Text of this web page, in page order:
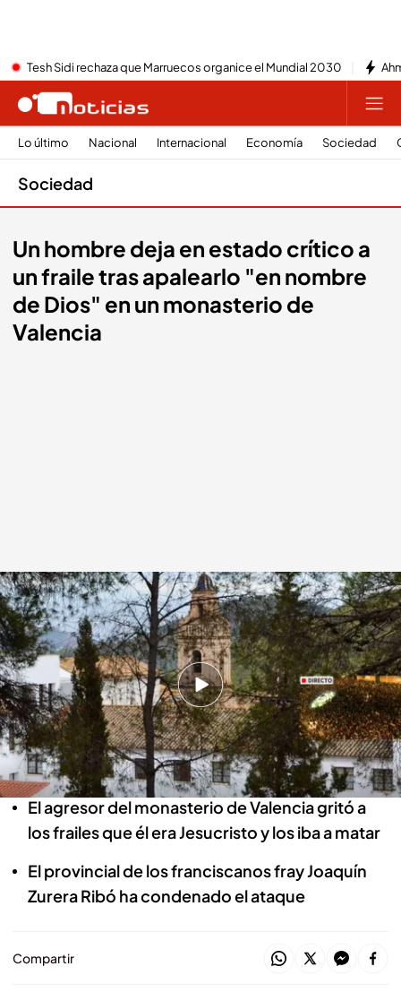
Tesh Sidi rechaza que Marruecos organice el Mundial 2030
Lo último Nacional Internacional Economía Sociedad
Sociedad
Un hombre deja en estado crítico a
un fraile tras apalearlo "en nombre
de Dios" en un monasterio de
Valencia
Un fraile, en estado crítico tras ser apaleado "en nombre de Dios" en un
monasterio de Valencia.NOTICIAS CUATRO
Redacción digital Noticias Cuatro
09 NOV 2024 - 21:01h.
Un fraile se encuentra en estado crítico tras ser
apaleado "en nombre de Dios" en un
monasterio de Valencia
El agresor del monasterio de Valencia gritó a
los frailes que él era Jesucristo y los iba a matar
El provincial de los franciscanos fray Joaquín
Zurera Ribó ha condenado el ataque
Compartir